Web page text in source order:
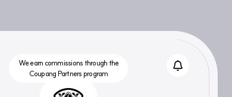
We earn commissions through the
Coupang Partners program